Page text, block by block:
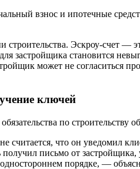
взнос и ипотечные
строительства. Эскроу-счет
застройщика становится
может не согласиться
ключей
по строительству
что он уведомил
письмо от
порядке, —